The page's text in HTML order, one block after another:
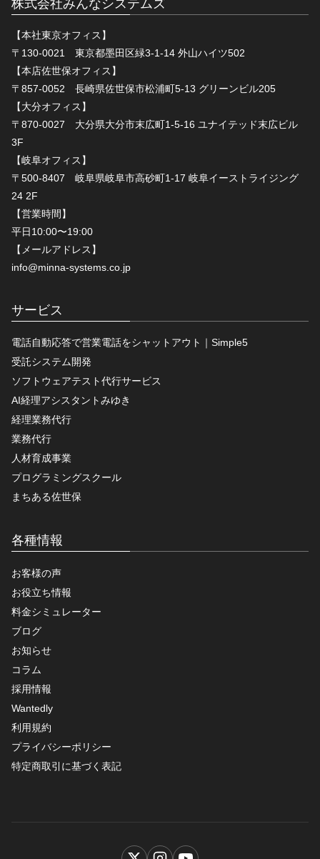
株式会社みんなシステムズ
【本社東京オフィス】
〒130-0021 東京都墨田区緑3-1-14 外山ハイツ502
【本店佐世保オフィス】
〒857-0052 長崎県佐世保市松浦町5-13 グリーンビル205
【大分オフィス】
〒870-0027 大分県大分市末広町1-5-16 ユナイテッド末広ビル
3F
【岐阜オフィス】
〒500-8407 岐阜県岐阜市高砂町1-17 岐阜イーストライジング
24 2F
【営業時間】
平日10:00〜19:00
【メールアドレス】
info@minna-systems.co.jp
サービス
電話自動応答で営業電話をシャットアウト｜Simple5
受託システム開発
ソフトウェアテスト代行サービス
AI経理アシスタントみゆき
経理業務代行
業務代行
人材育成事業
プログラミングスクール
まちある佐世保
各種情報
お客様の声
お役立ち情報
料金シミュレーター
ブログ
お知らせ
コラム
採用情報
Wantedly
利用規約
プライバシーポリシー
特定商取引に基づく表記